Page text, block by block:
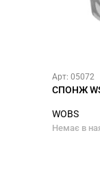
Арт: 05072
СПОНЖ
WOBS
Немає в